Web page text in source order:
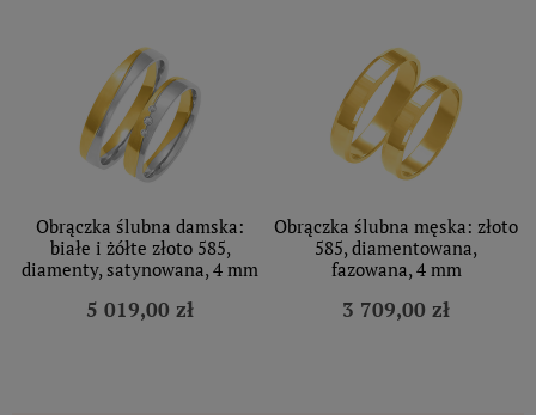
Obrączka ślubna damska:
białe i żółte złoto 585,
diamenty, satynowana, 4 mm
5 019,00 zł
Obrączka ślubna męska: złoto
585, diamentowana,
fazowana, 4 mm
3 709,00 zł